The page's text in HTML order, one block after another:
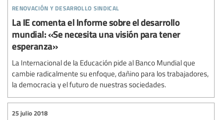
renovación y desarrollo sindical
La IE comenta el Informe sobre el desarrollo
mundial: «Se necesita una visión para tener
esperanza»
La Internacional de la Educación pide al Banco Mundial que
cambie radicalmente su enfoque, dañino para los trabajadores,
la democracia y el futuro de nuestras sociedades.
25 julio 2018